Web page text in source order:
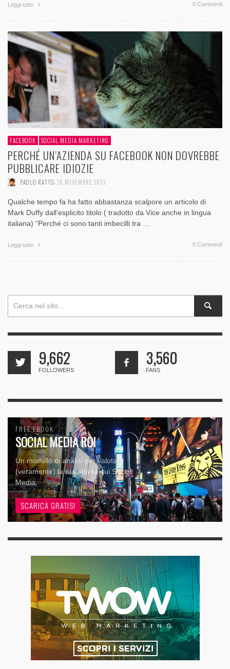
Leggi tutto 0 Commenti
FACEBOOK SOCIAL MEDIA MARKETING
PERCHÉ UN’AZIENDA SU FACEBOOK NON DOVREBBE
PUBBLICARE IDIOZIE
PAOLO RATTO 26 NOVEMBRE 2013
Qualche tempo fa ha fatto abbastanza scalpore un articolo di
Mark Duffy dall’esplicito titolo ( tradotto da Vice anche in lingua
italiana) “Perché ci sono tanti imbecilli tra …
Leggi tutto 0 Commenti
9,662
FOLLOWERS
3,560
FANS
FREE EBOOK
SOCIAL MEDIA ROI
Un modello di analisi per valutare
(veramente) la tua attività sui Social
Media
SCARICA GRATIS!